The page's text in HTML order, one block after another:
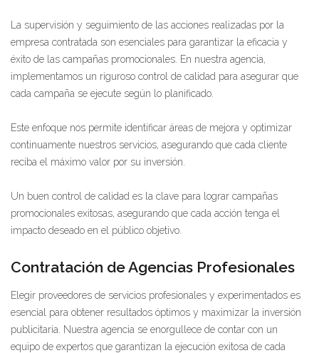
La supervisión y seguimiento de las acciones realizadas por la
empresa contratada son esenciales para garantizar la eficacia y
éxito de las campañas promocionales. En nuestra agencia,
implementamos un riguroso control de calidad para asegurar que
cada campaña se ejecute según lo planificado.
Este enfoque nos permite identificar áreas de mejora y optimizar
continuamente nuestros servicios, asegurando que cada cliente
reciba el máximo valor por su inversión.
Un buen control de calidad es la clave para lograr campañas
promocionales exitosas, asegurando que cada acción tenga el
impacto deseado en el público objetivo.
Contratación de Agencias Profesionales
Elegir proveedores de servicios profesionales y experimentados es
esencial para obtener resultados óptimos y maximizar la inversión
publicitaria. Nuestra agencia se enorgullece de contar con un
equipo de expertos que garantizan la ejecución exitosa de cada